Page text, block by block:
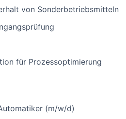
von Sonderbetriebsmitteln
für Prozessoptimierung
(m/w/d)